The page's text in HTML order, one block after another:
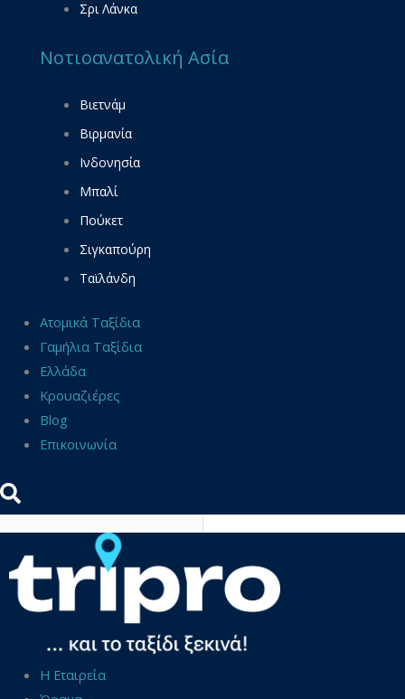
Σρι Λάνκα
Νοτιοανατολική Ασία
Βιετνάμ
Βιρμανία
Ινδονησία
Μπαλί
Πούκετ
Σιγκαπούρη
Ταϊλάνδη
Ατομικά Ταξίδια
Γαμήλια Ταξίδια
Ελλάδα
Κρουαζιέρες
Blog
Επικοινωνία
Η Εταιρεία